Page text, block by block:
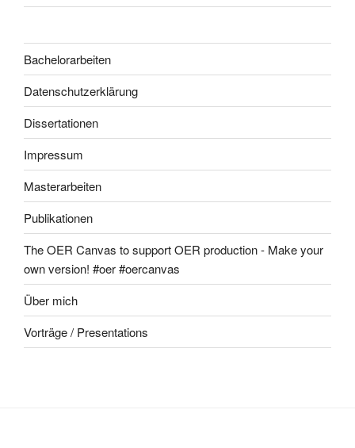
Bachelorarbeiten
Datenschutzerklärung
Dissertationen
Impressum
Masterarbeiten
Publikationen
The OER Canvas to support OER production - Make your
own version! #oer #oercanvas
Über mich
Vorträge / Presentations